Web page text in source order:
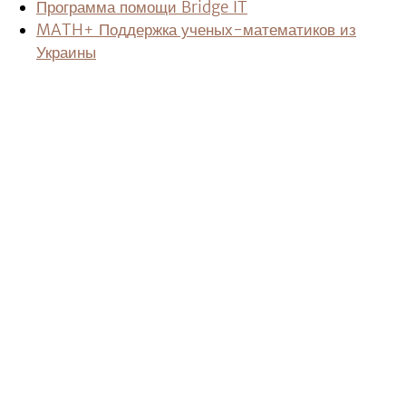
Программа помощи Bridge IT
MATH+ Поддержка ученых-математиков из
Украины